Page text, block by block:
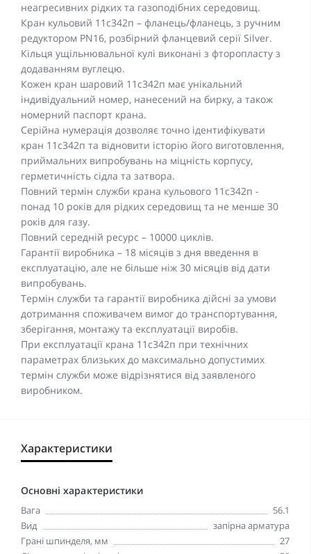
неагресивних рідких та газоподібних середовищ.
Кран кульовий 11с342п – фланець/фланець, з ручним
редуктором PN16, розбірний фланцевий серії Silver.
Кільця ущільнювальної кулі виконані з фторопласту з
додаванням вуглецю.
Кожен кран шаровий 11с342п має унікальний
індивідуальний номер, нанесений на бирку, а також
номерний паспорт крана.
Серійна нумерація дозволяє точно ідентифікувати
кран 11с342п та відновити історію його виготовлення,
приймальних випробувань на міцність корпусу,
герметичність сідла та затвора.
Повний термін служби крана кульового 11с342п -
понад 10 років для рідких середовищ та не менше 30
років для газу.
Повний середній ресурс – 10000 циклів.
Гарантії виробника – 18 місяців з дня введення в
експлуатацію, але не більше ніж 30 місяців від дати
випробувань.
Термін служби та гарантії виробника дійсні за умови
дотримання споживачем вимог до транспортування,
зберігання, монтажу та експлуатації виробів.
При експлуатації крана 11с342п при технічних
параметрах близьких до максимально допустимих
термін служби може відрізнятися від заявленого
виробником.
Характеристики
Основні характеристики
Вага
56.1
Вид
запірна арматура
Грані шпинделя, мм
27